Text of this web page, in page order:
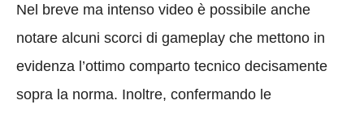
Nel breve ma intenso video è possibile anche
notare alcuni scorci di gameplay che mettono in
evidenza l’ottimo comparto tecnico decisamente
sopra la norma. Inoltre, confermando le